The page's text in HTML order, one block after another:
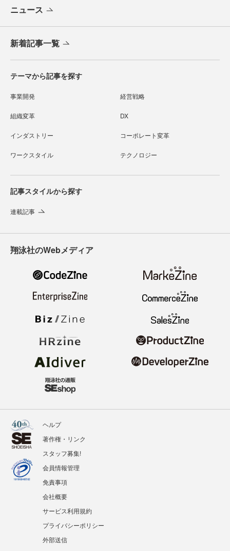
ニュース
新着記事一覧
テーマから記事を探す
事業開発 経営戦略
組織変革 DX
インダストリー コーポレート変革
ワークスタイル テクノロジー
記事スタイルから探す
連載記事
翔泳社のWebメディア
ヘルプ
著作権・リンク
スタッフ募集!
会員情報管理
免責事項
会社概要
サービス利用規約
プライバシーポリシー
外部送信